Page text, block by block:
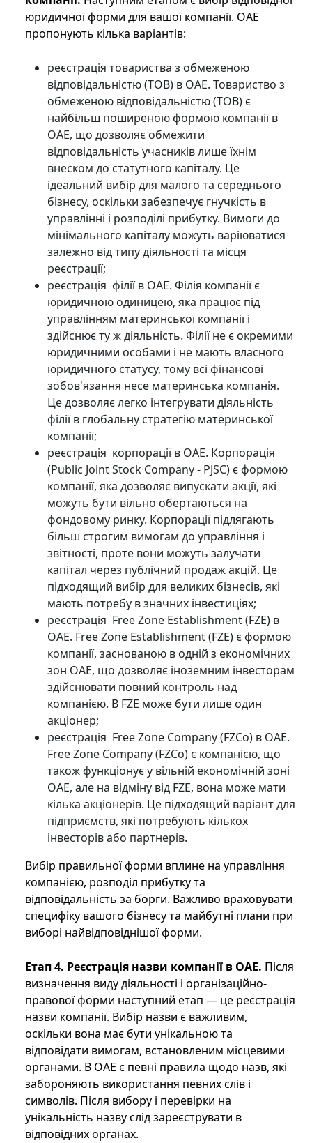
юридичної форми для вашої компанії. ОАЕ
пропонують кілька варіантів:
реєстрація товариства з обмеженою
відповідальністю (ТОВ) в ОАЕ. Товариство з
обмеженою відповідальністю (ТОВ) є
найбільш поширеною формою компанії в
ОАЕ, що дозволяє обмежити
відповідальність учасників лише їхнім
внеском до статутного капіталу. Це
ідеальний вибір для малого та середнього
бізнесу, оскільки забезпечує гнучкість в
управлінні і розподілі прибутку. Вимоги до
мінімального капіталу можуть варіюватися
залежно від типу діяльності та місця
реєстрації;
реєстрація філії в ОАЕ. Філія компанії є
юридичною одиницею, яка працює під
управлінням материнської компанії і
здійснює ту ж діяльність. Філії не є окремими
юридичними особами і не мають власного
юридичного статусу, тому всі фінансові
зобов'язання несе материнська компанія.
Це дозволяє легко інтегрувати діяльність
філії в глобальну стратегію материнської
компанії;
реєстрація корпорації в ОАЕ. Корпорація
(Public Joint Stock Company - PJSC) є формою
компанії, яка дозволяє випускати акції, які
можуть бути вільно обертаються на
фондовому ринку. Корпорації підлягають
більш строгим вимогам до управління і
звітності, проте вони можуть залучати
капітал через публічний продаж акцій. Це
підходящий вибір для великих бізнесів, які
мають потребу в значних інвестиціях;
реєстрація Free Zone Establishment (FZE) в
ОАЕ. Free Zone Establishment (FZE) є формою
компанії, заснованою в одній з економічних
зон ОАЕ, що дозволяє іноземним інвесторам
здійснювати повний контроль над
компанією. В FZE може бути лише один
акціонер;
реєстрація Free Zone Company (FZCo) в ОАЕ.
Free Zone Company (FZCo) є компанією, що
також функціонує у вільній економічній зоні
ОАЕ, але на відміну від FZE, вона може мати
кілька акціонерів. Це підходящий варіант для
підприємств, які потребують кількох
інвесторів або партнерів.
Вибір правильної форми вплине на управління
компанією, розподіл прибутку та
відповідальність за борги. Важливо враховувати
специфіку вашого бізнесу та майбутні плани при
виборі найвідповіднішої форми.
Етап 4. Реєстрація назви компанії в ОАЕ. Після
визначення виду діяльності і організаційно-
правової форми наступний етап — це реєстрація
назви компанії. Вибір назви є важливим,
оскільки вона має бути унікальною та
відповідати вимогам, встановленим місцевими
органами. В ОАЕ є певні правила щодо назв, які
забороняють використання певних слів і
символів. Після вибору і перевірки на
унікальність назву слід зареєструвати в
відповідних органах.